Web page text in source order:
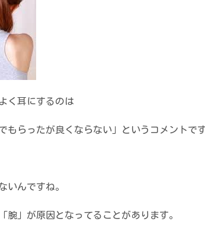
く耳にするのは
もらったが良くならない」というコメントです
いんですね。
腕」が原因となってることがあります。